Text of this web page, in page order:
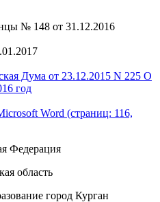
№ 148 от 31.12.2016
Дума от 23.12.2015 N 225 О
год
Word (страниц: 116,
Федерация
область
город Курган